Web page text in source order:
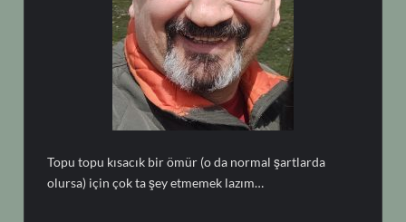
Topu topu kısacık bir ömür (o da normal şartlarda
olursa) için çok ta şey etmemek lazım…